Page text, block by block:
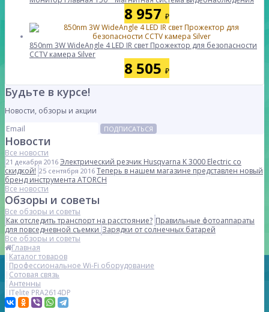
8 957 ₽
850nm 3W WideAngle 4 LED IR свет Прожектор для безопасности
CCTV камера Silver
8 505 ₽
Будьте в курсе!
Новости, обзоры и акции
ПОДПИСАТЬСЯ
Новости
Все новости
21 декабря 2016 Электрический резчик Husqvarna K 3000 Electric со
скидкой! 25 сентября 2016 Теперь в нашем магазине представлен новый
бренд инструмента ATORCH
Все новости
Обзоры и советы
Все обзоры и советы
Как отследить транспорт на расстояние? Правильные фотоаппараты
для повседневной съемкиЗарядки от солнечных батарей
Все обзоры и советы
Главная
Каталог товаров
Профессиональное Wi-Fi оборудование
Сотовая связь
Антенны
ITelite PRA2614DP